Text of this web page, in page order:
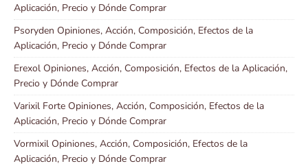
Aplicación, Precio y Dónde Comprar
Psoryden Opiniones, Acción, Composición, Efectos de la
Aplicación, Precio y Dónde Comprar
Erexol Opiniones, Acción, Composición, Efectos de la Aplicación,
Precio y Dónde Comprar
Varixil Forte Opiniones, Acción, Composición, Efectos de la
Aplicación, Precio y Dónde Comprar
Vormixil Opiniones, Acción, Composición, Efectos de la
Aplicación, Precio y Dónde Comprar